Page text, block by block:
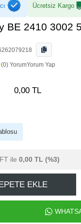
Ücretsiz Kargo
BE 2410 3002
(0) YorumYorum Yap
0,00 TL
ile 0,00 TL (%3)
EKLE